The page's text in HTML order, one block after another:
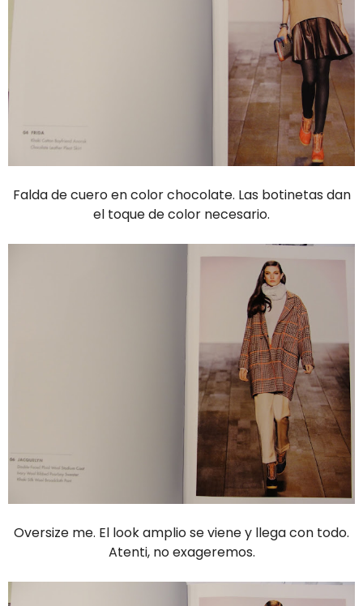
Falda de cuero en color chocolate. Las botinetas dan
el toque de color necesario.
Oversize me. El look amplio se viene y llega con todo.
Atenti, no exageremos.